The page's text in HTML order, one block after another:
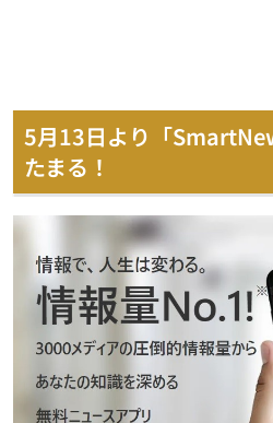
5月13日より「
たまる！